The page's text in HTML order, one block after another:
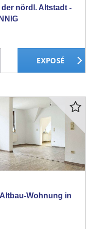
nördl. Altstadt -
Wohnung in